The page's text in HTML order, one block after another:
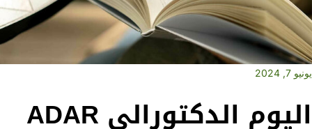
يونيو 7, 2024
اليوم الدكتورالي ADAR